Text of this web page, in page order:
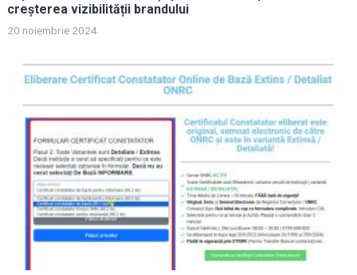
creșterea vizibilității brandului
20 noiembrie 2024